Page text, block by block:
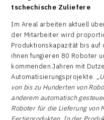
tschechische Zuliefere
Im Areal arbeiten aktuell
der Mitarbeiter wird
Produktionskapazität bis auf
ihnen fungieren 80 Roboter
kommenden Jahren mit
Automatisierungsprojekte.
von bis zu Hunderten von
anderem automatisch
Roboter für die Lieferung von